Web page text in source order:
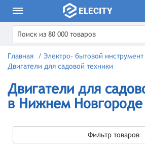
Главная / Электро- бытовой инструмент
Двигатели для садовой техники
Двигатели для
в Нижнем Новгороде
Фильтр товаров